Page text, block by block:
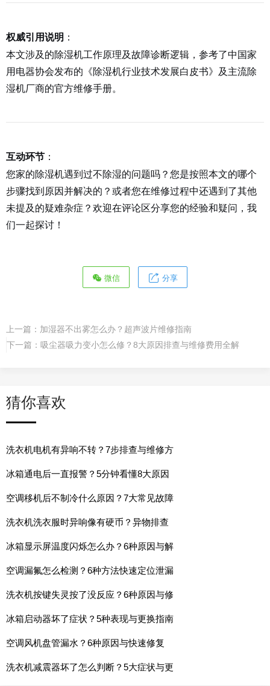
权威引用说明 ：
本文涉及的除湿机工作原理及故障诊断逻辑，参考了中国家
用电器协会发布的《除湿机行业技术发展白皮书》及主流除
湿机厂商的官方维修手册。
互动环节 ：
您家的除湿机遇到过不除湿的问题吗？您是按照本文的哪个
步骤找到原因并解决的？或者您在维修过程中还遇到了其他
未提及的疑难杂症？欢迎在评论区分享您的经验和疑问，我
们一起探讨！
微信 分享
上一篇： 加湿器不出雾怎么办？超声波片维修指南
下一篇： 吸尘器吸力变小怎么修？8大原因排查与维修费用全解
猜你喜欢
洗衣机电机有异响不转？7步排查与维修方
冰箱通电后一直报警？5分钟看懂8大原因
空调移机后不制冷什么原因？7大常见故障
洗衣机洗衣服时异响像有硬币？异物排查
冰箱显示屏温度闪烁怎么办？6种原因与解
空调漏氟怎么检测？6种方法快速定位泄漏
洗衣机按键失灵按了没反应？6种原因与修
冰箱启动器坏了症状？5种表现与更换指南
空调风机盘管漏水？6种原因与快速修复
洗衣机减震器坏了怎么判断？5大症状与更